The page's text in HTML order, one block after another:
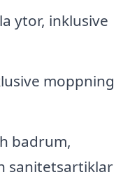
ytor, inklusive
moppning
badrum,
sanitetsartiklar